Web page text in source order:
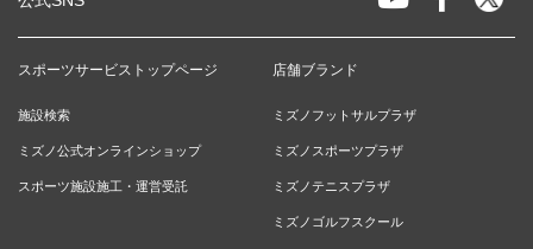
スポーツサービストップページ
施設検索
ミズノ公式オンラインショップ
スポーツ施設施工・運営受託
店舗ブランド
ミズノフットサルプラザ
ミズノスポーツプラザ
ミズノテニスプラザ
ミズノゴルフスクール